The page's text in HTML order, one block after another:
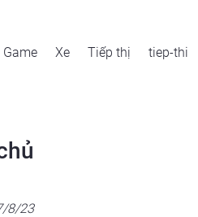
Game Xe Tiếp thị tiep-thi
8/23